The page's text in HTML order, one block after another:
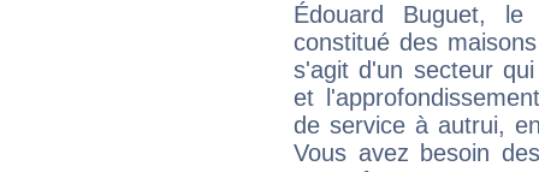
Édouard Buguet,
constitué des
s'agit d'un secteur
et
de service à autrui,
Vous avez besoin